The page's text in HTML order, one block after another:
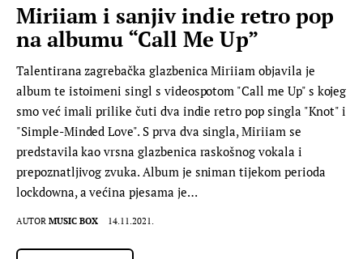
Miriiam i sanjiv indie retro pop
na albumu “Call Me Up”
Talentirana zagrebačka glazbenica Miriiam objavila je
album te istoimeni singl s videospotom "Call me Up" s kojeg
smo već imali prilike čuti dva indie retro pop singla "Knot" i
"Simple-Minded Love". S prva dva singla, Miriiam se
predstavila kao vrsna glazbenica raskošnog vokala i
prepoznatljivog zvuka. Album je sniman tijekom perioda
lockdowna, a većina pjesama je…
AUTOR MUSIC BOX 14.11.2021.